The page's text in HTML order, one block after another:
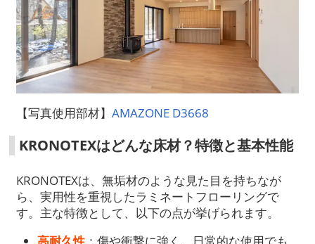
【写真使用部材】AMAZONE D3668
KRONOTEXはどんな床材？特徴と基本性能
KRONOTEXは、無垢材のような見た目を持ちなが
ら、実用性を重視したラミネートフローリングで
す。主な特徴として、以下の点が挙げられます。